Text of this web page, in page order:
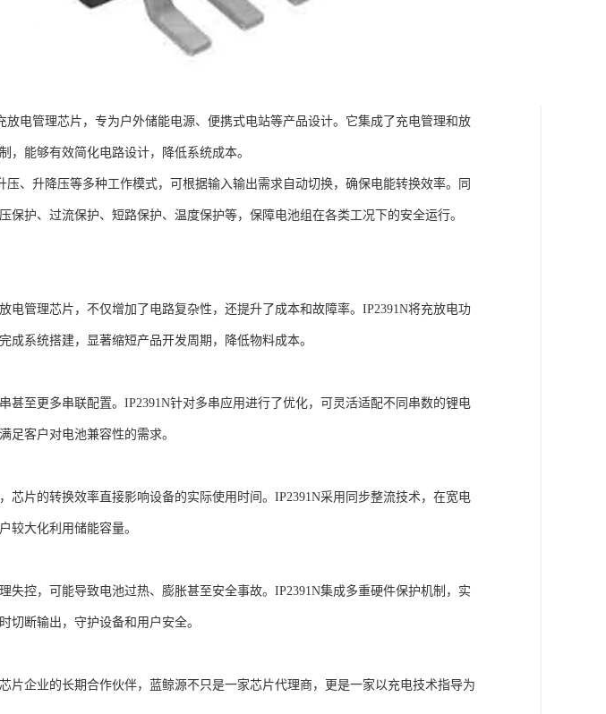
放电管理芯片，专为户外储能电源、便携式电站等产品设计。它集成了充电管理和放
，能够有效简化电路设计，降低系统成本。
、升降压等多种工作模式，可根据输入输出需求自动切换，确保电能转换效率。同
保护、过流保护、短路保护、温度保护等，保障电池组在各类工况下的安全运行。
电管理芯片，不仅增加了电路复杂性，还提升了成本和故障率。IP2391N将充放电功
成系统搭建，显著缩短产品开发周期，降低物料成本。
甚至更多串联配置。IP2391N针对多串应用进行了优化，可灵活适配不同串数的锂电
足客户对电池兼容性的需求。
芯片的转换效率直接影响设备的实际使用时间。IP2391N采用同步整流技术，在宽电
较大化利用储能容量。
失控，可能导致电池过热、膨胀甚至安全事故。IP2391N集成多重硬件保护机制，实
切断输出，守护设备和用户安全。
片企业的长期合作伙伴，蓝鲸源不只是一家芯片代理商，更是一家以充电技术指导为